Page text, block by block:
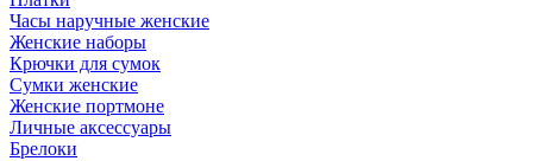
Часы наручные женские
Женские наборы
Крючки для сумок
Сумки женские
Женские портмоне
Личные аксессуары
Брелоки